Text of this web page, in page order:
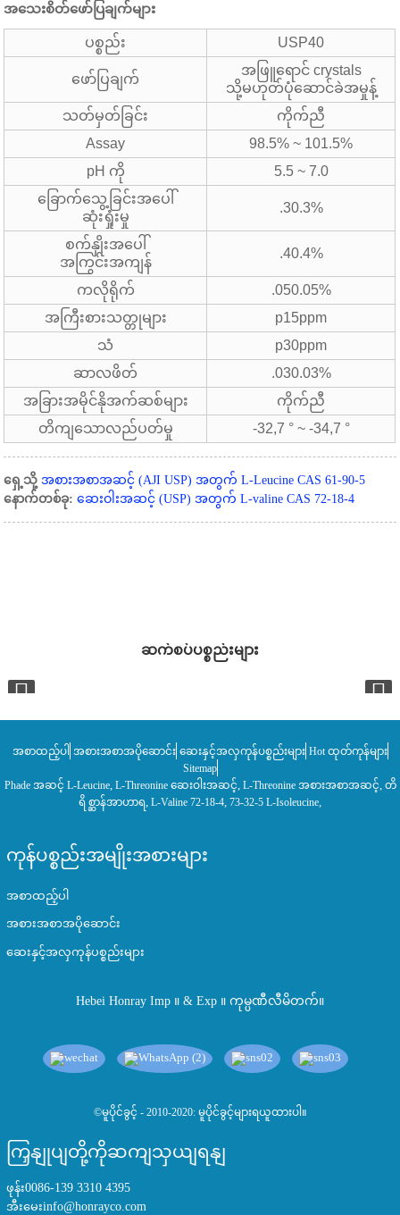
အသေးစိတ်ဖော်ပြချက်များ
ပစ္စည်း USP40
ဖော်ပြချက်
အဖြူရောင် crystals
သို့မဟုတ်ပုံဆောင်ခဲအမှုန့်
သတ်မှတ်ခြင်း
ကိုက်ညီ
Assay
98.5% ~ 101.5%
pH ကို
5.5 ~ 7.0
ခြောက်သွေ့ခြင်းအပေါ်
ဆုံးရှုံးမှု
.30.3%
စက်နှိုးအပေါ်
အကြွင်းအကျန်
.40.4%
ကလိုရိုက်
.050.05%
အကြီးစားသတ္တုများ
p15ppm
သံ
p30ppm
ဆာလဖိတ်
.030.03%
အခြားအမိုင်နိုအက်ဆစ်များ
ကိုက်ညီ
တိကျသောလည်ပတ်မှု
-32,7 ° ~ -34,7 °
ရှေ့သို့ အစားအစာအဆင့် (AJI USP) အတွက် L-Leucine CAS 61-90-5
နောက်တစ်ခု: ဆေးဝါးအဆင့် (USP) အတွက် L-valine CAS 72-18-4
ဆက်စပ်ပစ္စည်းများ
အစာထည့်ပါ အစားအစာအပိုဆောင်း ဆေးနှင့်အလှကုန်ပစ္စည်းများ Hot ထုတ်ကုန်များ
Sitemap
Phade အဆင့် L-Leucine, L-Threonine ဆေးဝါးအဆင့် L-Threonine အစားအစာအဆင့် တိ
ရိစ္ဆာန်အာဟာရ L-Valine 72-18-4 73-32-5 L-Isoleucine
ကုန်ပစ္စည်းအမျိုးအစားများ
အစာထည့်ပါ
အစားအစာအပိုဆောင်း
ဆေးနှင့်အလှကုန်ပစ္စည်းများ
Hebei Honray Imp ။ & Exp ။ ကုမ္ပဏီလီမိတက်။
©မူပိုင်ခွင့် - 2010-2020: မူပိုင်ခွင့်များရယူထားပါ။
ကြှနျုပျတို့ကိုဆကျသှယျရနျ
ဖုန်း0086-139 3310 4395
အီးမေးinfo@honrayco.com